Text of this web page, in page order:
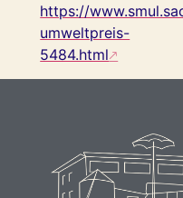
https://
umweltpreis-
5484.html